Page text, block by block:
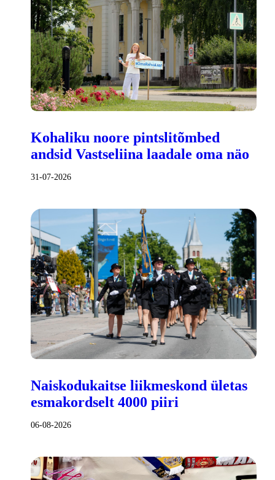
Kohaliku noore pintslitõmbed
andsid Vastseliina laadale oma näo
31-07-2026
Naiskodukaitse liikmeskond ületas
esmakordselt 4000 piiri
06-08-2026